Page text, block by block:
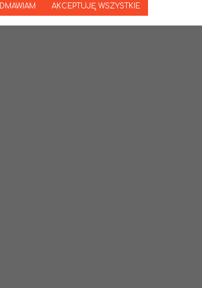
AKCEPTUJĘ WSZYSTKIE